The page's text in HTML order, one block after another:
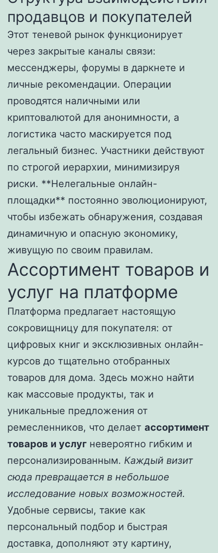
продавцов и покупателей
Этот теневой рынок функционирует
через закрытые каналы связи:
мессенджеры, форумы в даркнете и
личные рекомендации. Операции
проводятся наличными или
криптовалютой для анонимности, а
логистика часто маскируется под
легальный бизнес. Участники действуют
по строгой иерархии, минимизируя
риски. **Нелегальные онлайн-
площадки** постоянно эволюционируют,
чтобы избежать обнаружения, создавая
динамичную и опасную экономику,
живущую по своим правилам.
Ассортимент товаров и
услуг на платформе
Платформа предлагает настоящую
сокровищницу для покупателя: от
цифровых книг и эксклюзивных онлайн-
курсов до тщательно отобранных
товаров для дома. Здесь можно найти
как массовые продукты, так и
уникальные предложения от
ремесленников, что делает ассортимент
товаров и услуг невероятно гибким и
персонализированным. Каждый визит
сюда превращается в небольшое
исследование новых возможностей.
Удобные сервисы, такие как
персональный подбор и быстрая
доставка, дополняют эту картину,